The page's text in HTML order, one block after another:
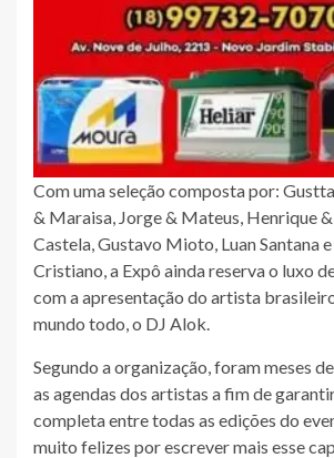
Com uma seleção composta por:
& Maraisa, Jorge & Mateus, Henrique
Castela, Gustavo Mioto, Luan Santana
Cristiano, a Expô ainda reserva o luxo
com a apresentação do artista
mundo todo, o DJ Alok.
Segundo a organização, foram meses
as agendas dos artistas a fim de
completa entre todas as edições do
muito felizes por escrever mais esse